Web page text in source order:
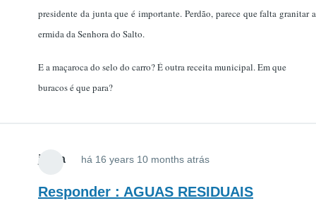
presidente da junta que é importante. Perdão, parece que falta granitar a
ermida da Senhora do Salto.
E a maçaroca do selo do carro? É outra receita municipal. Em que
buracos é que para?
jsilva há 16 years 10 months atrás
Responder : AGUAS RESIDUAIS